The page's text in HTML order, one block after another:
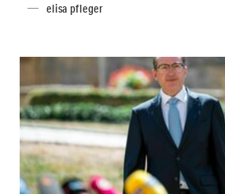
elisa pfleger